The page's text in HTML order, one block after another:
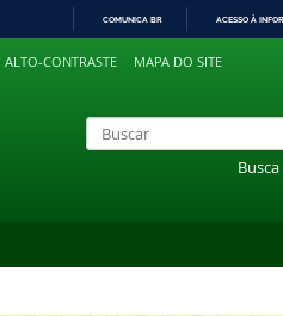
COMUNICA BR ACESSO À
ALTO-CONTRASTE MAPA DO SITE